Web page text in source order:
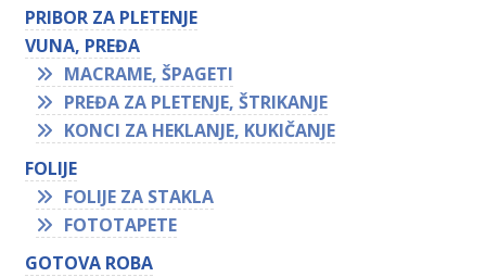
PRIBOR ZA PLETENJE
VUNA, PREĐA
MACRAME, ŠPAGETI
PREĐA ZA PLETENJE, ŠTRIKANJE
KONCI ZA HEKLANJE, KUKIČANJE
FOLIJE
FOLIJE ZA STAKLA
FOTOTAPETE
GOTOVA ROBA